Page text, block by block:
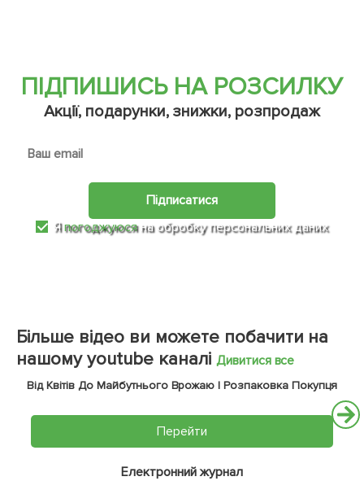
ПІДПИШИСЬ НА РОЗСИЛКУ
Акції, подарунки, знижки, розпродаж
Підписатися
Япогоджуюся на обробку персональних даних
Більше відео ви можете побачити на
нашому youtube каналі Дивитися все
Від Квітів До Майбутнього Врожаю | Розпаковка Покупця
Перейти
Електронний журнал